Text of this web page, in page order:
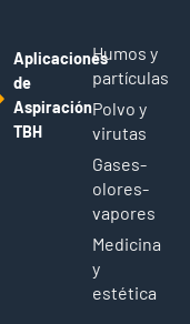
Aplicaciones
de
Aspiración
TBH
Humos y
partículas
Polvo y
virutas
Gases-
olores-
vapores
Medicina
y
estética